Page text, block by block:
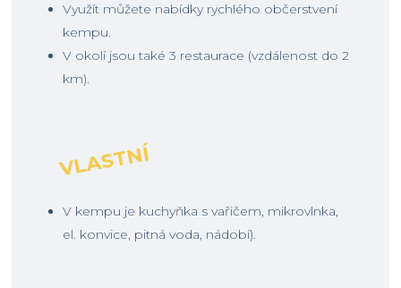
Využít můžete nabídky rychlého občerstvení
kempu.
V okolí jsou také 3 restaurace (vzdálenost do 2
km).
VLASTNÍ
V kempu je kuchyňka s vařičem, mikrovlnka,
el. konvice, pitná voda, nádobí).